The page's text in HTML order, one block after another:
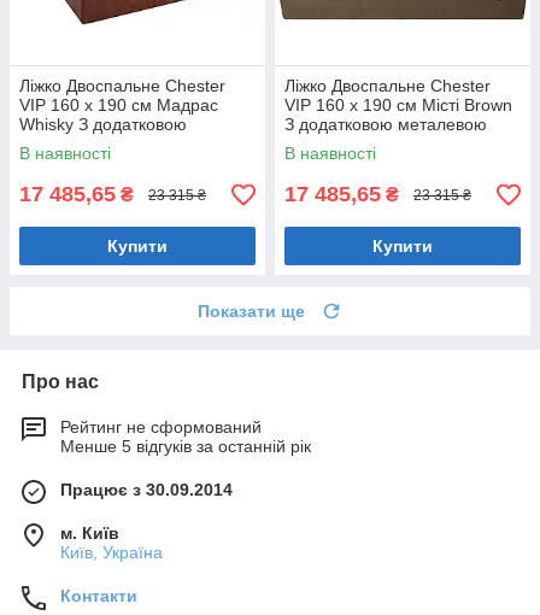
Ліжко Двоспальне Chester
VIP 160 х 190 см Мадрас
Whisky З додатковою
металевою цільнозварною
рамою Коричневий
В наявності
17 485,65 ₴ 23 315 ₴
Купити
Ліжко Двоспальне Chester
VIP 160 х 190 см Місті Brown
З додатковою металевою
цільнозварною рамою
Коричневий
В наявності
17 485,65 ₴ 23 315 ₴
Купити
Показати ще
Про нас
Рейтинг не сформований
Менше 5 відгуків за останній рік
Працює з 30.09.2014
м. Київ
Київ, Україна
Контакти